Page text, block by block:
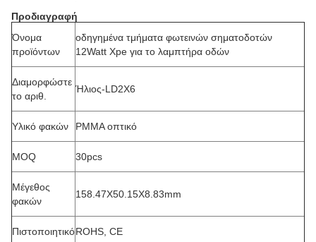
Προδιαγραφή
Όνομα
προϊόντων
οδηγημένα τμήματα φωτεινών σηματοδοτών
12Watt Xpe για το λαμπτήρα οδών
Διαμορφώστε
το αριθ.
Ήλιος-LD2X6
Υλικό φακών PMMA οπτικό
MOQ 30pcs
Μέγεθος
φακών
158.47X50.15X8.83mm
ΠιστοποιητικόROHS, CE